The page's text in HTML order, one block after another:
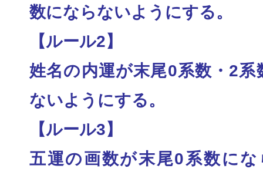
数にならないようにする。
【ルール2】
姓名の内運が末尾0系数・2系
ないようにする。
【ルール3】
五運の画数が末尾0系数に